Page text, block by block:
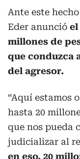
Ante este
Eder anunció el
millones de
que conduzca
del agresor.
“Aquí estamos
hasta 20
que nos pueda
judicializar al
en eso. 20